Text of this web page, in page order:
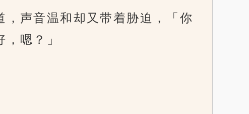
声音温和却又带着胁迫，「你
嗯？」